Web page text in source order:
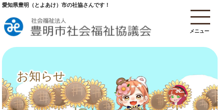
メニュー
愛知県豊明（とよあけ）市の社協さんです！
お知らせ